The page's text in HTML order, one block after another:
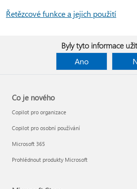
Řetězcové funkce a jejich použití
Byly tyto informace
Ano
Co je nového
Copilot pro organizace
Copilot pro osobní používání
Microsoft 365
Prohlédnout produkty Microsoft